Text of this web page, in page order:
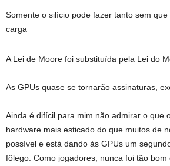
Somente o silício pode fazer tanto sem
carga
A Lei de Moore foi substituída pela Lei do
As GPUs quase se tornarão assinaturas,
Ainda é difícil para mim não admirar o que
hardware mais esticado do que muitos de
possível e está dando às GPUs um
fôlego. Como jogadores, nunca foi tão